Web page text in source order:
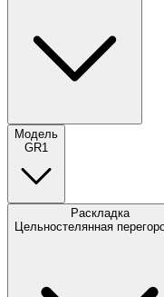
Модель
GR1
Раскладка
Цельностелянная